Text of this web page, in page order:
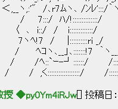
/､r7ﾑヽ､ /ﾝﾚ':::/｀
/!::::::::::::::/ ヽ.
/ i:::::::::::::/
/ |::::::::::ri _/
」､:::::::!7 ｀ヽ
┘::::::/ /::::::::::ヽ
/:::::;::イ:::
授 ◆py0Ym4iRJw[] 投稿日